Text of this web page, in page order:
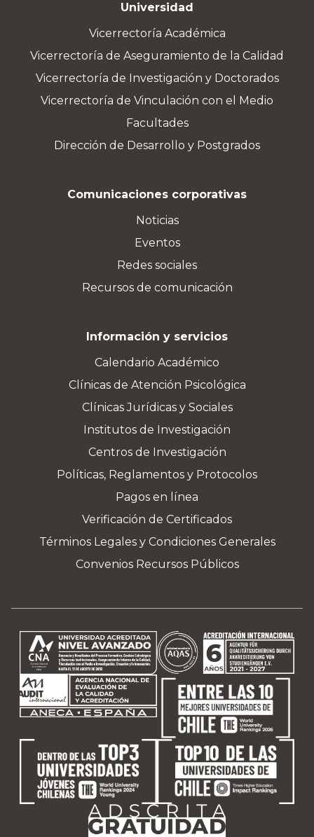
Universidad
Vicerrectoría Académica
Vicerrectoría de Aseguramiento de la Calidad
Vicerrectoría de Investigación y Doctorados
Vicerrectoría de Vinculación con el Medio
Facultades
Dirección de Desarrollo y Postgrados
Comunicaciones corporativas
Noticias
Eventos
Redes sociales
Recursos de comunicación
Información y servicios
Calendario Académico
Clínicas de Atención Psicológica
Clínicas Jurídicas y Sociales
Institutos de Investigación
Centros de Investigación
Políticas, Reglamentos y Protocolos
Pagos en línea
Verificación de Certificados
Términos Legales y Condiciones Generales
Convenios Recursos Públicos